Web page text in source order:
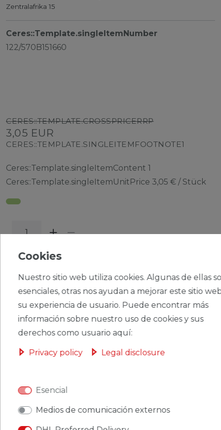
Zentralafrika 15
Ceres::Template.singleItemNumber
122/570B151660
CERES::TEMPLATE.CROSSPRICERRP
3,05 EUR
CERES::TEMPLATE.SINGLEITEMFOOTNOTE1
Ceres::Template.singleItemContent 1
Ceres::Template.singleItemUnitPrice 3,05 € / Stück
CERES::TEMPLATE.SINGLEITEMADDT
CERES::TEMPLATE.SINGLEITEMWISHLIST
Ceres::Template.singleItemFootnote1 Ceres::Template.singleItemInclVAT
Ceres::Template.singleItemShippingCosts
Cookies
Nuestro sitio web utiliza cookies. Algunas de ellas
esenciales, otras nos ayudan a mejorar este sitio
su experiencia de usuario. Puede encontrar más
información sobre nuestro uso de cookies y sus
derechos como usuario aquí:
Privacy policy Legal disclosure
Esencial
Medios de comunicación externos